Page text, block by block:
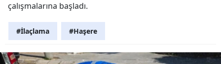
çalışmalarına başladı.
#İlaçlama #Haşere